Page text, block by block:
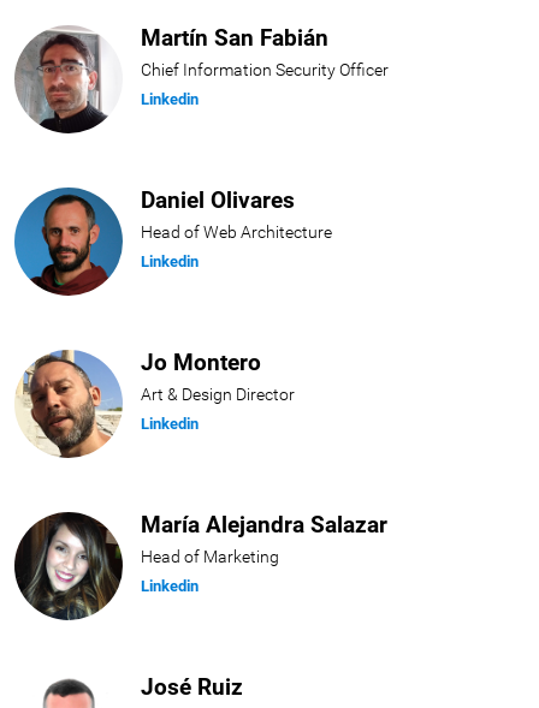
Martín San Fabián
Chief Information Security Officer
Linkedin
Daniel Olivares
Head of Web Architecture
Linkedin
Jo Montero
Art & Design Director
Linkedin
María Alejandra Salazar
Head of Marketing
Linkedin
José Ruiz